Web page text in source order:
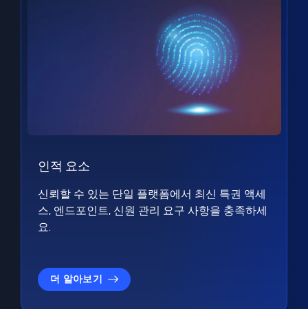
인적 요소
신뢰할 수 있는 단일 플랫폼에서 최신 특권 액세
스, 엔드포인트, 신원 관리 요구 사항을 충족하세
요.
더 알아보기